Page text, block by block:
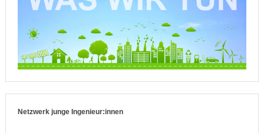
Netzwerk junge Ingenieur:innen